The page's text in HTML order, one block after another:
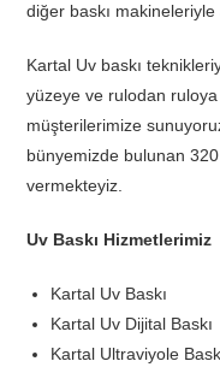
diğer baskı makineleriyle
Kartal Uv baskı
yüzeye ve rulodan
müşterilerimize
bünyemizde bulunan
vermekteyiz.
Uv Baskı Hizmetlerimiz
Kartal Uv Baskı
Kartal Uv Dijital Baskı
Kartal Ultraviyole